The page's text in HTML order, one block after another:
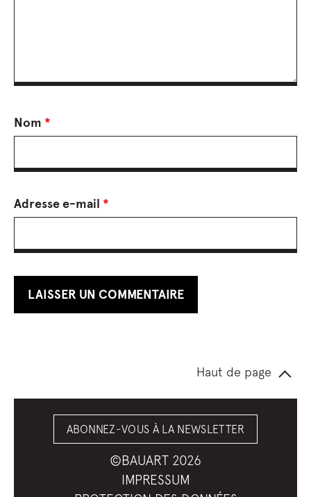
Nom *
Adresse e-mail *
Haut de page
ABONNEZ-VOUS À LA NEWSLETTER
©BAUART 2026
IMPRESSUM